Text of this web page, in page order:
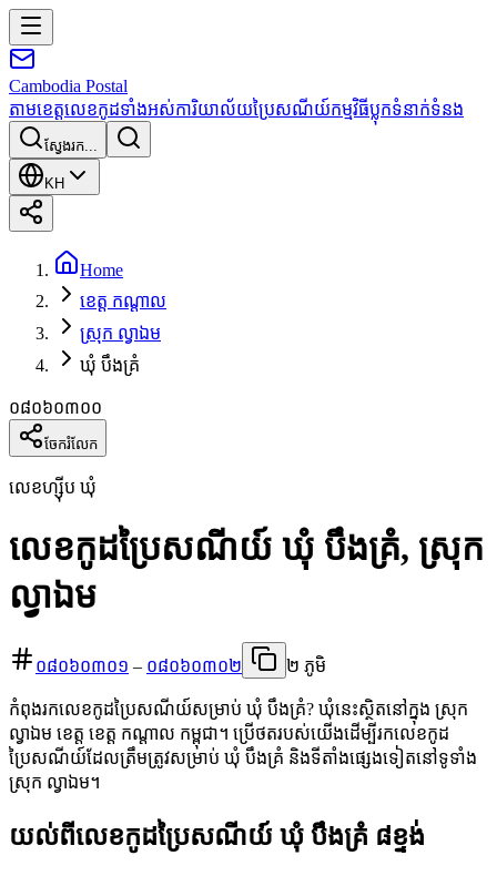
Cambodia Postal
តាមខេត្តលេខកូដទាំងអស់ការិយាល័យប្រៃសណីយ៍កម្មវិធីប្លុកទំនាក់ទំនង
ស្វែងរក...
KH
Home
ខេត្ត កណ្តាល
ស្រុក ល្វាឯម
ឃុំ បឹងគ្រំ
០៨០៦០៣០០
ចែករំលែក
លេខហ្ស៊ីប ឃុំ
លេខកូដប្រៃសណីយ៍ ឃុំ បឹងគ្រំ, ស្រុក
ល្វាឯម
០៨០៦០៣០១ – ០៨០៦០៣០២ ២ ភូមិ
កំពុងរកលេខកូដប្រៃសណីយ៍សម្រាប់ ឃុំ បឹងគ្រំ? ឃុំនេះស្ថិតនៅក្នុង ស្រុក
ល្វាឯម ខេត្ត ខេត្ត កណ្តាល កម្ពុជា។ ប្រើថតរបស់យើងដើម្បីរកលេខកូដ
ប្រៃសណីយ៍ដែលត្រឹមត្រូវសម្រាប់ ឃុំ បឹងគ្រំ និងទីតាំងផ្សេងទៀតនៅទូទាំង
ស្រុក ល្វាឯម។
យល់ពីលេខកូដប្រៃសណីយ៍ ឃុំ បឹងគ្រំ ៨ខ្ទង់